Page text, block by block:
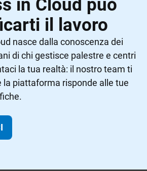
in Cloud può
il lavoro
nasce dalla conoscenza dei
di chi gestisce palestre e centri
la tua realtà: il nostro team ti
la piattaforma risponde alle tue